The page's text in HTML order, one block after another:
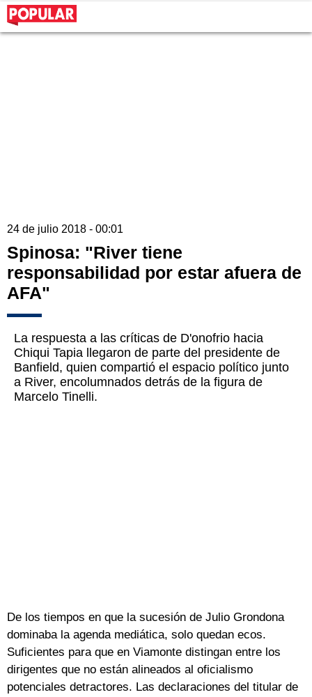
24 de julio 2018 - 00:01
Spinosa: "River tiene
responsabilidad por estar afuera de
AFA"
La respuesta a las críticas de D'onofrio hacia
Chiqui Tapia llegaron de parte del presidente de
Banfield, quien compartió el espacio político junto
a River, encolumnados detrás de la figura de
Marcelo Tinelli.
De los tiempos en que la sucesión de Julio Grondona
dominaba la agenda mediática, solo quedan ecos.
Suficientes para que en Viamonte distingan entre los
dirigentes que no están alineados al oficialismo
potenciales detractores. Las declaraciones del titular de